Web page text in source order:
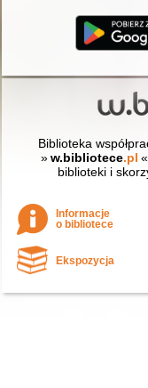
Biblioteka
» w.bibliotece.pl
biblioteki i
Informacje
o bibliotece
Ekspozycja